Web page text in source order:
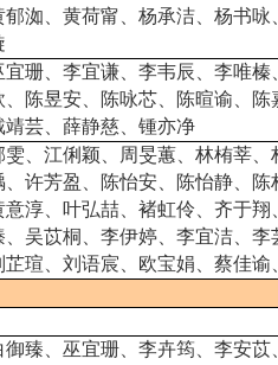
洳、黄荷甯、杨承洁、杨书
珊、李宜谦、李韦辰、李唯
陈昱安、陈咏芯、陈暄谕、
芸、薛静慈、锺亦净
、江俐颖、周旻蕙、林栯莘
许芳盈、陈怡安、陈怡静、
淳、叶弘喆、褚虹伶、齐于
吴苡桐、李伊婷、李宜洁、
瑄、刘语宸、欧宝娟、蔡佳
臻、巫宜珊、李卉筠、李安